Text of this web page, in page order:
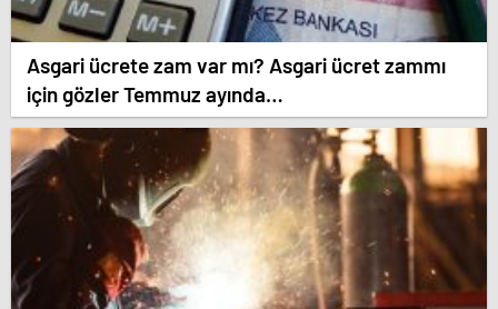
Asgari ücrete zam var mı? Asgari ücret zammı
için gözler Temmuz ayında…